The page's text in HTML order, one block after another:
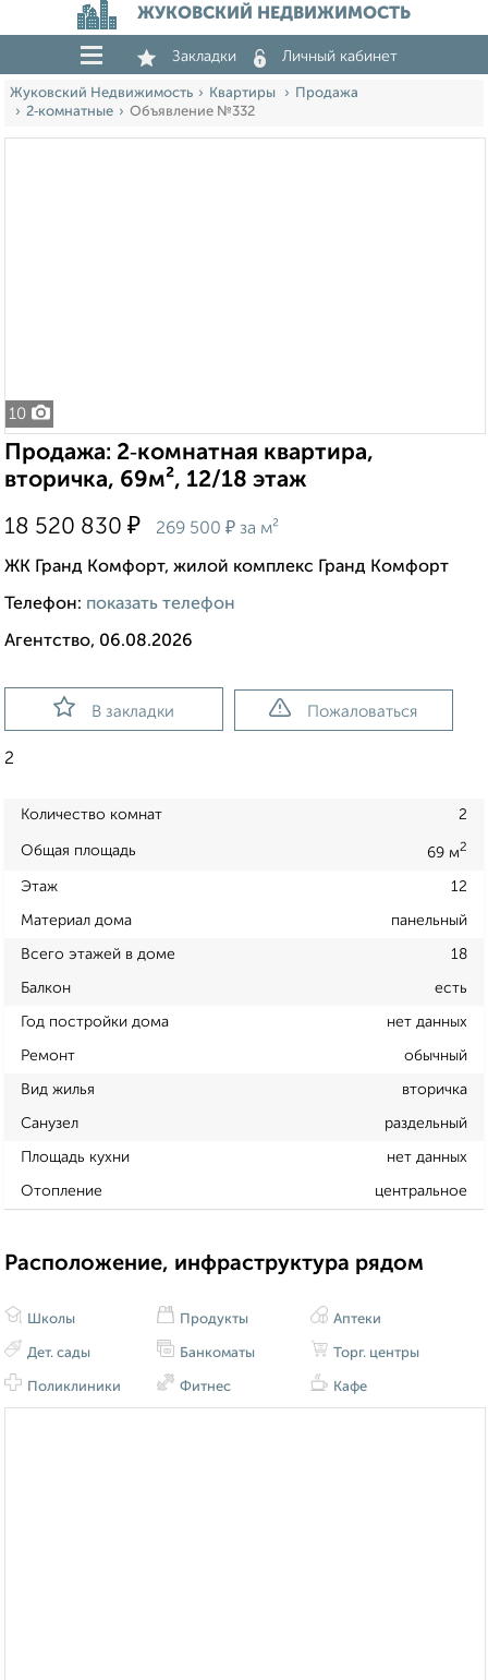
ЖУКОВСКИЙ НЕДВИЖИМОСТЬ
Закладки Личный кабинет
Жуковский Недвижимость Квартиры
Продажа
2‑комнатные
Объявление №332
10
Продажа: 2‑комнатная квартира,
вторичка, 69м², 12/18 этаж
18 520 830 ₽ 269 500 ₽ за м²
ЖК Гранд Комфорт, жилой комплекс Гранд Комфорт
Телефон: показать телефон
Агентство, 06.08.2026
В закладки Пожаловаться
2
Количество комнат 2
Общая площадь 69 м2
Этаж 12
Материал дома панельный
Всего этажей в доме 18
Балкон есть
Год постройки дома нет данных
Ремонт обычный
Вид жилья вторичка
Санузел раздельный
Площадь кухни нет данных
Отопление центральное
Расположение, инфраструктура рядом
Школы
Дет. сады
Поликлиники
Продукты
Банкоматы
Фитнес
Аптеки
Торг. центры
Кафе